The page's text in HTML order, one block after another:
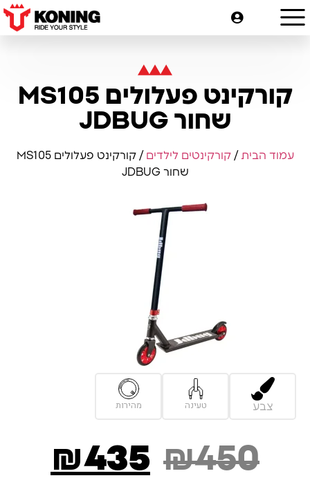
קורקינט פעלולים MS105
שחור JDBUG
עמוד הבית /קורקינטים לילדים
/ קורקינט פעלולים MS105
שחור JDBUG
₪450
₪435
צבע טעינה מהירות